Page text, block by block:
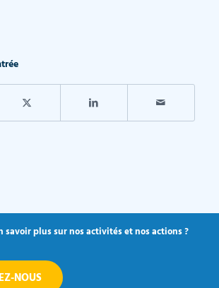
savoir plus sur nos activités et nos actions ?
NOUS